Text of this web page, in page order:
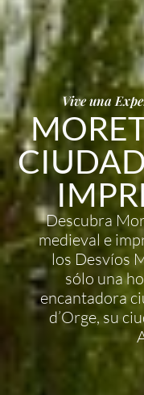
Vive una
Descubra
medieval e
los Desvíos
sólo una
encantadora
d’Orge, su